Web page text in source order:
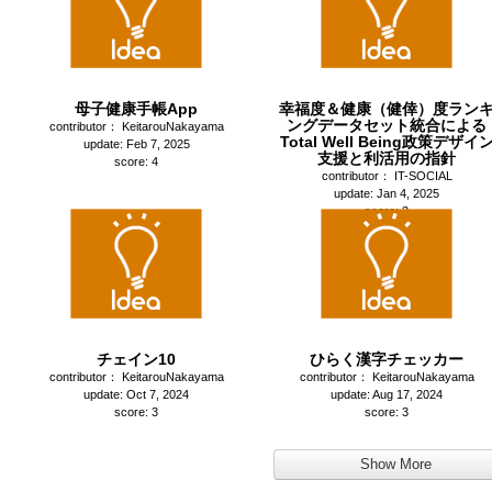
母子健康手帳App
contributor： KeitarouNakayama
update: Feb 7, 2025
score: 4
幸福度＆健康（健倖）度ラン
ングデータセット統合による
Total Well Being政策デザイ
支援と利活用の指針
contributor： IT-SOCIAL
update: Jan 4, 2025
score: 3
チェイン10
contributor： KeitarouNakayama
update: Oct 7, 2024
score: 3
ひらく漢字チェッカー
contributor： KeitarouNakayama
update: Aug 17, 2024
score: 3
Show More